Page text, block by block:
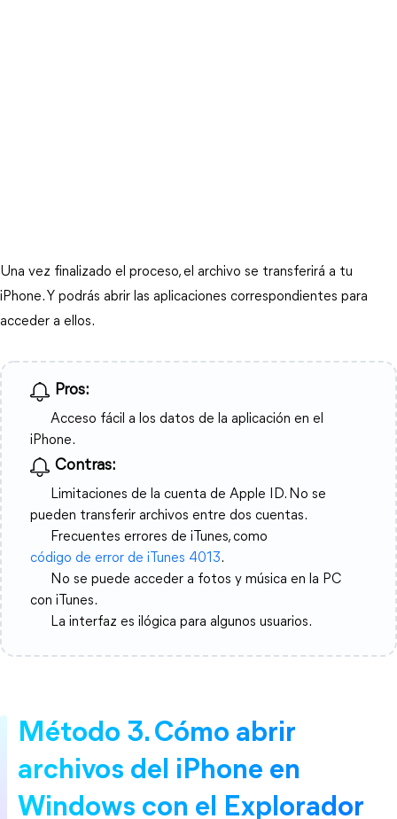
Una vez finalizado el proceso, el archivo se transferirá a tu
iPhone. Y podrás abrir las aplicaciones correspondientes para
acceder a ellos.
Pros:
Acceso fácil a los datos de la aplicación en el
iPhone.
Contras:
Limitaciones de la cuenta de Apple ID. No se
pueden transferir archivos entre dos cuentas.
Frecuentes errores de iTunes, como
código de error de iTunes 4013.
No se puede acceder a fotos y música en la PC
con iTunes.
La interfaz es ilógica para algunos usuarios.
Método 3. Cómo abrir
archivos del iPhone en
Windows con el Explorador